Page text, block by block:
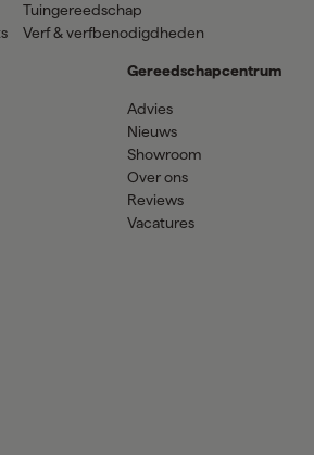
Tuingereedschap
Verf & verfbenodigdheden
Gereedschapcentrum
Advies
Nieuws
Showroom
Over ons
Reviews
Vacatures